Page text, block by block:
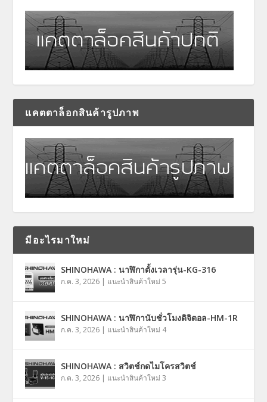
แคตตาล็อกสินค้ารูปภาพ
มีอะไรมาใหม่
SHINOHAWA : นาฬิกาตั้งเวลารุ่น-KG-316
ก.ค. 3, 2026 | แนะนำสินค้าใหม่ 5
SHINOHAWA : นาฬิกานับชั่วโมงดิจิตอล-HM-1R
ก.ค. 3, 2026 | แนะนำสินค้าใหม่ 4
SHINOHAWA : สวิตช์กดไมโครสวิตช์
ก.ค. 3, 2026 | แนะนำสินค้าใหม่ 3